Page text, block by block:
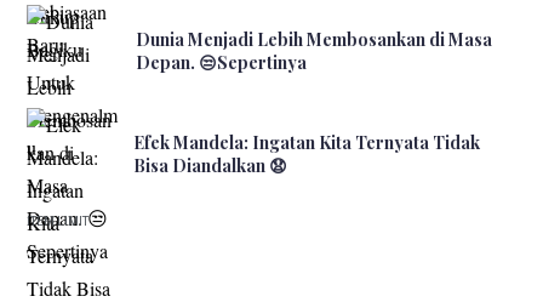
Dunia Menjadi Lebih Membosankan di Masa
Depan. 😒Sepertinya
Efek Mandela: Ingatan Kita Ternyata Tidak
Bisa Diandalkan 😧
ITEM LIMIT